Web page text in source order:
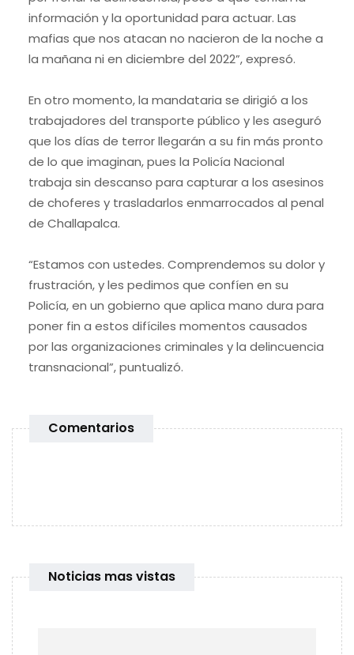
información y la oportunidad para actuar. Las
mafias que nos atacan no nacieron de la noche a
la mañana ni en diciembre del 2022”, expresó.
En otro momento, la mandataria se dirigió a los
trabajadores del transporte público y les aseguró
que los días de terror llegarán a su fin más pronto
de lo que imaginan, pues la Policía Nacional
trabaja sin descanso para capturar a los asesinos
de choferes y trasladarlos enmarrocados al penal
de Challapalca.
“Estamos con ustedes. Comprendemos su dolor y
frustración, y les pedimos que confíen en su
Policía, en un gobierno que aplica mano dura para
poner fin a estos difíciles momentos causados
por las organizaciones criminales y la delincuencia
transnacional”, puntualizó.
Comentarios
Noticias mas vistas